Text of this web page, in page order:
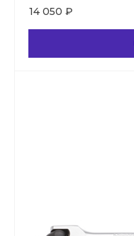
14 050 ₽